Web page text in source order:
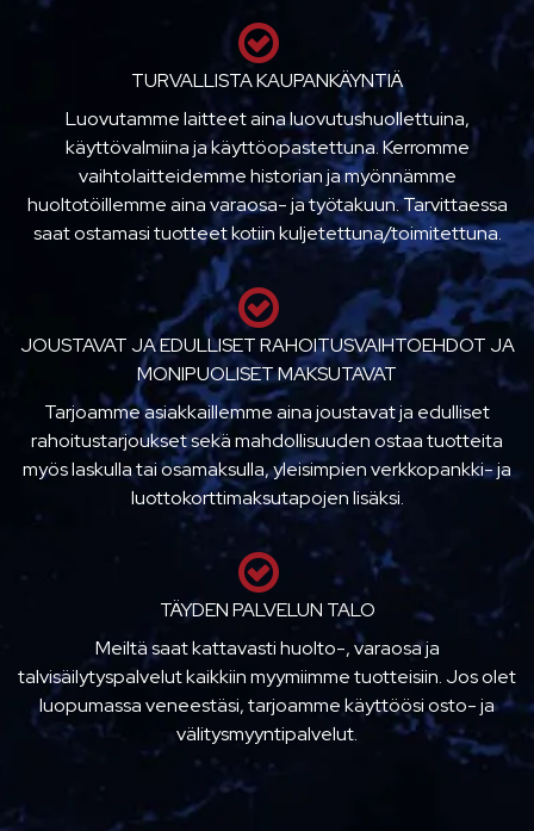
TURVALLISTA KAUPANKÄYNTIÄ
Luovutamme laitteet aina luovutushuollettuina,
käyttövalmiina ja käyttöopastettuna. Kerromme
vaihtolaitteidemme historian ja myönnämme
huoltotöillemme aina varaosa- ja työtakuun. Tarvittaessa
saat ostamasi tuotteet kotiin kuljetettuna/toimitettuna.
JOUSTAVAT JA EDULLISET RAHOITUSVAIHTOEHDOT JA
MONIPUOLISET MAKSUTAVAT
Tarjoamme asiakkaillemme aina joustavat ja edulliset
rahoitustarjoukset sekä mahdollisuuden ostaa tuotteita
myös laskulla tai osamaksulla, yleisimpien verkkopankki- ja
luottokorttimaksutapojen lisäksi.
TÄYDEN PALVELUN TALO
Meiltä saat kattavasti huolto-, varaosa ja
talvisäilytyspalvelut kaikkiin myymiimme tuotteisiin. Jos olet
luopumassa veneestäsi, tarjoamme käyttöösi osto- ja
välitysmyyntipalvelut.